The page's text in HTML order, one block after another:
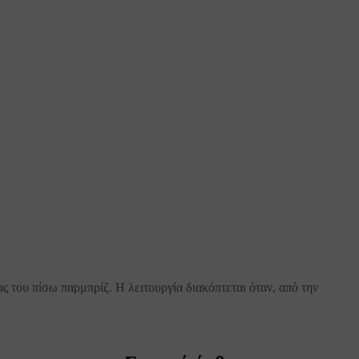
του πίσω παρμπρίζ. Η λειτουργία διακόπτεται όταν, από την